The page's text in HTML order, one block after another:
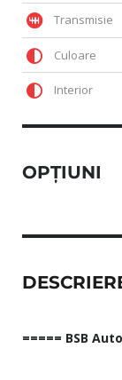
Transmisie
Culoare
Interior
OPȚIUNI
===== BSB